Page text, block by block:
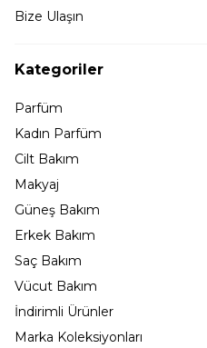
Bize Ulaşın
Kategoriler
Parfüm
Kadın Parfüm
Cilt Bakım
Makyaj
Güneş Bakım
Erkek Bakım
Saç Bakım
Vücut Bakım
İndirimli Ürünler
Marka Koleksiyonları